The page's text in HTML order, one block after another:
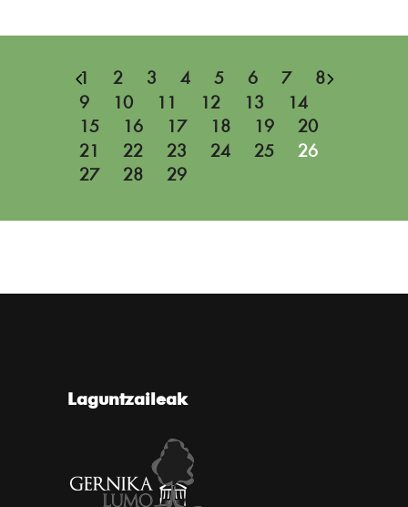
1 2 3 4 5 6 7
8
9
10 11 12 13
14
15
16 17 18 19
20
21
22 23 24 25
26
27
28 29
Laguntzaileak